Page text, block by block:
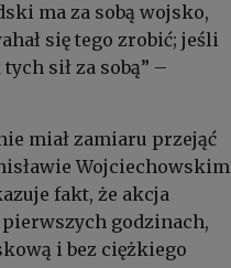
ma za sobą wojsko,
się tego zrobić; jeśli
sił za sobą” –
miał zamiaru przejąć
Wojciechowskim
fakt, że akcja
pierwszych godzinach,
i bez ciężkiego